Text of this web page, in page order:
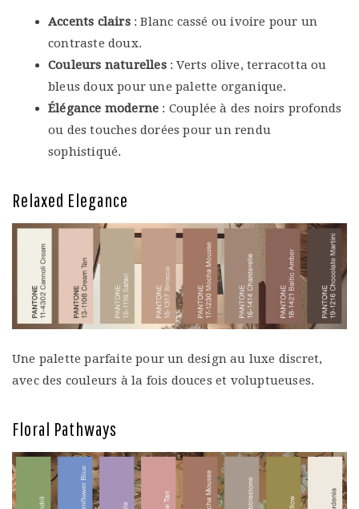
Accents clairs: Blanc cassé ou ivoire pour un
contraste doux.
Couleurs naturelles: Verts olive, terracotta ou
bleus doux pour une palette organique.
Élégance moderne : Couplée à des noirs profonds
ou des touches dorées pour un rendu
sophistiqué.
Relaxed Elegance
Une palette parfaite pour un design au luxe discret,
avec des couleurs à la fois douces et voluptueuses.
Floral Pathways